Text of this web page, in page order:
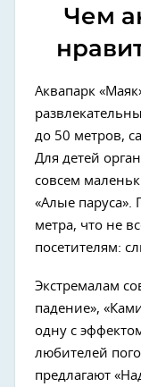
Чем
Аквапарк
до 50 метров,
Для детей
совсем
«Алые паруса».
метра, что не
посетителям:
Экстремалам
падение»,
одну с
любителей
предлагают